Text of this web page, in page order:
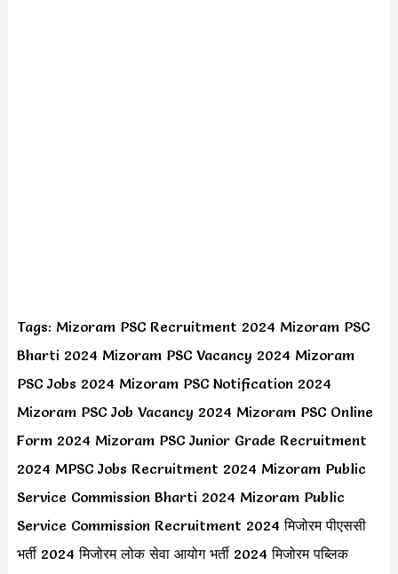
Tags: Mizoram PSC Recruitment 2024 Mizoram PSC
Bharti 2024 Mizoram PSC Vacancy 2024 Mizoram
PSC Jobs 2024 Mizoram PSC Notification 2024
Mizoram PSC Job Vacancy 2024 Mizoram PSC Online
Form 2024 Mizoram PSC Junior Grade Recruitment
2024 MPSC Jobs Recruitment 2024 Mizoram Public
Service Commission Bharti 2024 Mizoram Public
Service Commission Recruitment 2024 मिजोरम पीएससी
भर्ती 2024 मिजोरम लोक सेवा आयोग भर्ती 2024 मिजोरम पब्लिक